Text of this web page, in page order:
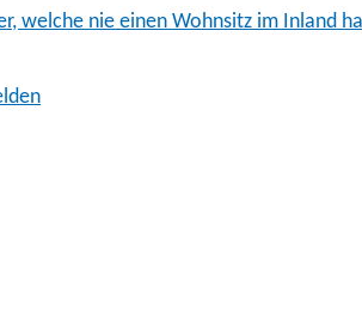
welche nie einen Wohnsitz im Inland